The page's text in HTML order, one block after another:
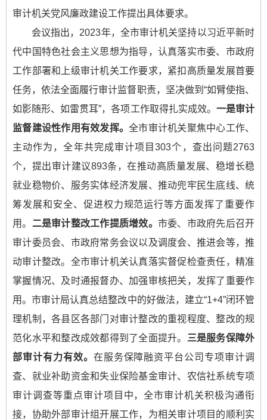
审计机关党风廉政建设工作提出具体要求。
会议指出，2023年，全市审计机关坚持以习近平新时
代中国特色社会主义思想为指导，认真落实市委、市政府
工作部署和上级审计机关工作要求，紧扣高质量发展首要
任务，依法全面履行审计监督职责，坚决做到“如臂使指、
如影随形、如雷贯耳”，各项工作取得扎实成效。 一是审计
监督建设性作用有效发挥。 全市审计机关聚焦中心工作、
主动作为，全年共完成审计项目303个，查出问题2763
个，提出审计建议893条，在推动高质量发展、稳增长稳
就业稳物价、服务实体经济发展、推动兜牢民生底线、统
筹发展和安全、促进权力规范运行等方面发挥了重要作
用。 二是审计整改工作提质增效。 市委、市政府先后召开
审计委员会、市政府常务会议以及调度会、推进会等，推
动审计整改。全市审计机关认真落实督促检查责任，精准
掌握情况、及时通报督办、加强审核把关，发挥了重要作
用。市审计局认真总结整改中的好做法，建立“1+4”闭环管
理机制，各县区各部门对审计整改的重视程度、整改的规
范化水平和整改成效都得到了全面提升。 三是服务保障外
部审计有力有效。 在服务保障融资平台公司专项审计调
查、就业补助资金和失业保险基金审计、农信社系统专项
审计调查等重点审计项目中，全市审计机关积极沟通衔
接，协助外部审计组开展工作，为相关审计项目的顺利实